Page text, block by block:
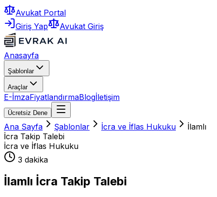
Avukat Portal
Giriş Yap
Avukat Giriş
Anasayfa
Şablonlar
Araçlar
E-İmzaFiyatlandırmaBlogİletişim
Ücretsiz Dene
Ana Sayfa Şablonlar İcra ve İflas Hukuku
İlamlı
İcra Takip Talebi
İcra ve İflas Hukuku
3 dakika
İlamlı İcra Takip Talebi